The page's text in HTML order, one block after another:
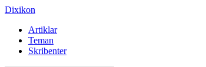
Dixikon
Artiklar
Teman
Skribenter